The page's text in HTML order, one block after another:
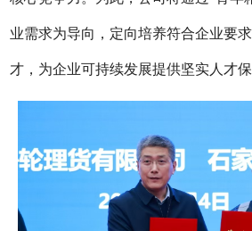
业需求为导向，定向培养符合企业要
才，为企业可持续发展提供坚实人才保